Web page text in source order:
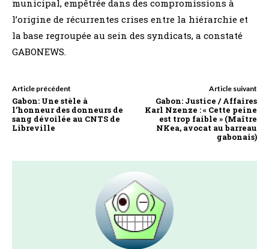
municipal, empêtrée dans des compromissions à
l’origine de récurrentes crises entre la hiérarchie et
la base regroupée au sein des syndicats, a constaté
GABONEWS.
Article précédent
Gabon: Une stèle à
l’honneur des donneurs de
sang dévoilée au CNTS de
Libreville
Article suivant
Gabon: Justice / Affaires
Karl Nzenze : « Cette peine
est trop faible » (Maître
NKea, avocat au barreau
gabonais)